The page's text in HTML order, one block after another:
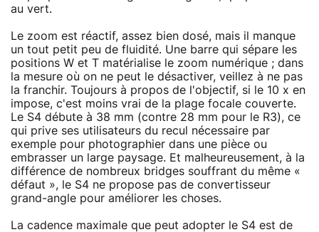
au vert.
Le zoom est réactif, assez bien dosé, mais il manque
un tout petit peu de fluidité. Une barre qui sépare les
positions W et T matérialise le zoom numérique ; dans
la mesure où on ne peut le désactiver, veillez à ne pas
la franchir. Toujours à propos de l'objectif, si le 10 x en
impose, c'est moins vrai de la plage focale couverte.
Le S4 débute à 38 mm (contre 28 mm pour le R3), ce
qui prive ses utilisateurs du recul nécessaire par
exemple pour photographier dans une pièce ou
embrasser un large paysage. Et malheureusement, à la
différence de nombreux bridges souffrant du même «
défaut », le S4 ne propose pas de convertisseur
grand-angle pour améliorer les choses.
La cadence maximale que peut adopter le S4 est de